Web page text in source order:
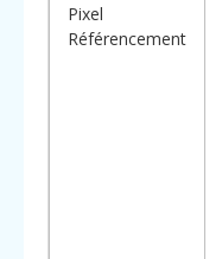
Pixel
Référencement